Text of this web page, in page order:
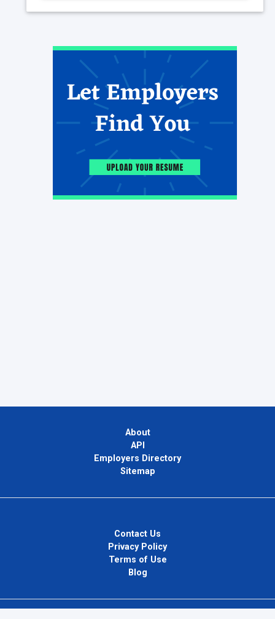
About
API
Employers Directory
Sitemap
Contact Us
Privacy Policy
Terms of Use
Blog